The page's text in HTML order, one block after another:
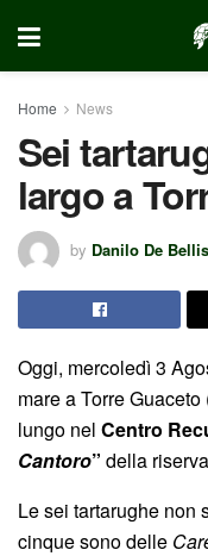
Home News
Sei
largo a
by Danilo De Bellis
Oggi, mercoledì 3
mare a Torre
lungo nel Centro
Cantoro” della
Le sei tartarughe non
cinque sono delle